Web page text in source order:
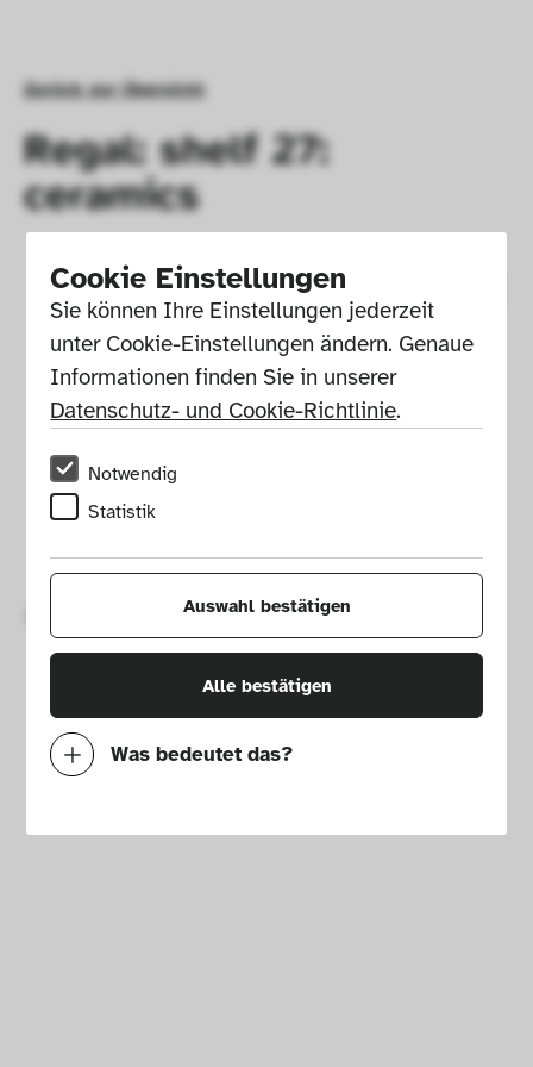
Cookie Einstellungen
Sie können Ihre Einstellungen jederzeit
unter Cookie-Einstellungen ändern. Genaue
Informationen finden Sie in unserer
Datenschutz- und Cookie-Richtlinie.
Notwendig
Statistik
Auswahl bestätigen
Alle bestätigen
Was bedeutet das?
Mit diesen Cookies können wir durch
Zurück zur Übersicht
Regal: shelf 27:
ceramics
Impressum Presse
Hausordnung
Newsletter
Copyright © 2026 Die Neue Sammlung – The Design Museum.
Alle Rechte vorbehalten.